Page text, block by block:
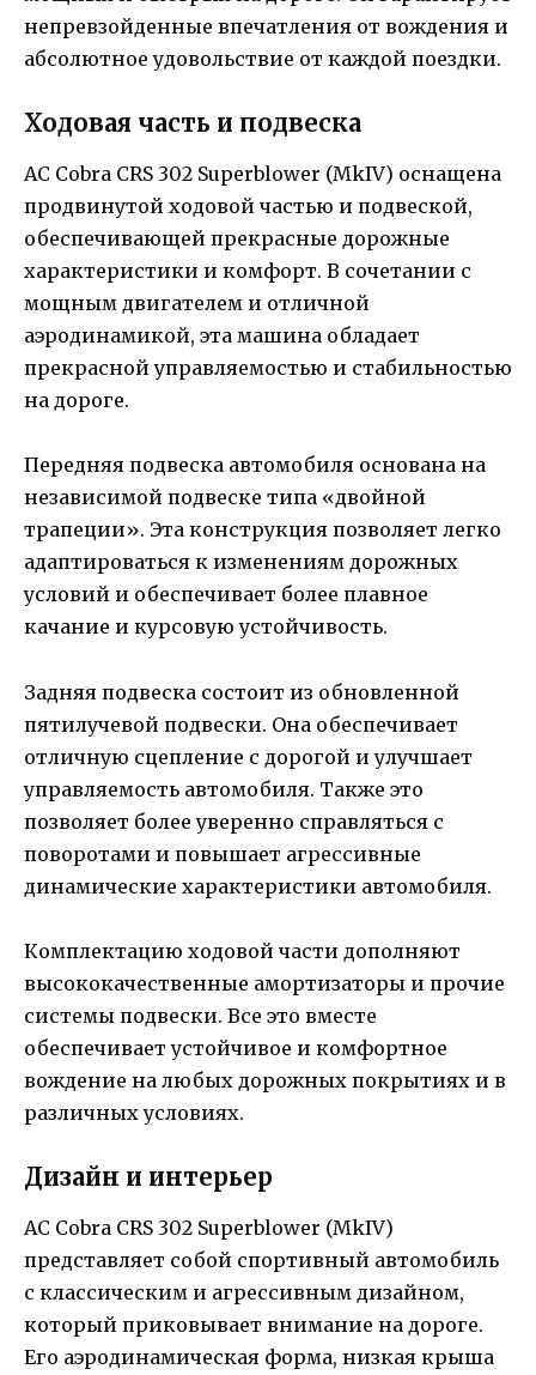
непревзойденные впечатления от вождения и
абсолютное удовольствие от каждой поездки.
Ходовая часть и подвеска
AC Cobra CRS 302 Superblower (MkIV) оснащена
продвинутой ходовой частью и подвеской,
обеспечивающей прекрасные дорожные
характеристики и комфорт. В сочетании с
мощным двигателем и отличной
аэродинамикой, эта машина обладает
прекрасной управляемостью и стабильностью
на дороге.
Передняя подвеска автомобиля основана на
независимой подвеске типа «двойной
трапеции». Эта конструкция позволяет легко
адаптироваться к изменениям дорожных
условий и обеспечивает более плавное
качание и курсовую устойчивость.
Задняя подвеска состоит из обновленной
пятилучевой подвески. Она обеспечивает
отличную сцепление с дорогой и улучшает
управляемость автомобиля. Также это
позволяет более уверенно справляться с
поворотами и повышает агрессивные
динамические характеристики автомобиля.
Комплектацию ходовой части дополняют
высококачественные амортизаторы и прочие
системы подвески. Все это вместе
обеспечивает устойчивое и комфортное
вождение на любых дорожных покрытиях и в
различных условиях.
Дизайн и интерьер
AC Cobra CRS 302 Superblower (MkIV)
представляет собой спортивный автомобиль
с классическим и агрессивным дизайном,
который приковывает внимание на дороге.
Его аэродинамическая форма, низкая крыша